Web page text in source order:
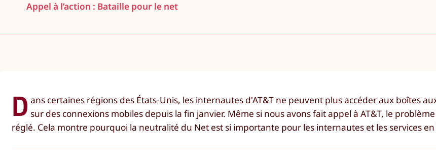
Appel à l’action : Bataille pour le net
D ans certaines régions des États-Unis, les internautes d'AT&T ne peuvent plus accéder aux boîtes
sur des connexions mobiles depuis la fin janvier. Même si nous avons fait appel à AT&T, le
réglé. Cela montre pourquoi la neutralité du Net est si importante pour les internautes et les services